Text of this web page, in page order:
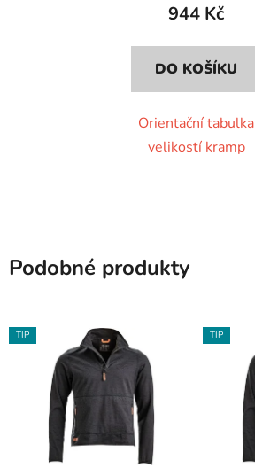
944 Kč
DO KOŠÍKU
Orientační tabulka
velikostí kramp
Podobné produkty
TIP TIP